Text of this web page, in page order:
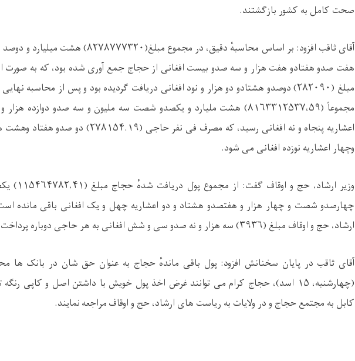
صحت کامل به کشور بازگشتند.
آقای ثاقب افزود: بر اساس محاسبهٔ دقیق، در مجموع مبلغ(۸۲۷۸۷۷۷۳۲۰) هشت میلیارد و
هفت صدو هفتادو هفت هزار و سه صدو بیست افغانی از حجاج جمع ‌آوری شده بود، که به صورت
مبلغ (۲۸۲۰۹۰) دوصدو هشتادو دو هزار و نود افغانی دریافت گردیده بود و پس از محاسبه
مجموعاً (۸۱۶۳۳۱۲۵۳۷،۵۹) هشت ملیارد و یکصدو شصت سه ملیون و سه صدو دوازده
اعشاریه پنجاه و نه افغانی رسید، که مصرف فی نفر حاجی (۲۷۸۱۵۴.۱۹) دو صدو هفتاد وهشت
وچهار اعشاریه نوزده افغانی می شود.
وزیر ارشاد، حج و اوقاف گفت: از مجموع پول دریافت شدهٔ حجاج مبلغ (۱۱۵۴۶۴۷۸۲،۴۱)
چهارصدو شصت و چهار هزار و هفتصدو هشتاد و دو اعشاریه چهل و یک افغانی باقی مانده
ارشاد، حج و اوقاف مبلغ (۳۹۳۶) سه هزار و نه صدو سی و شش افغانی به هر حاجی دوباره
آقای ثاقب در پایان سخنانش افزود: پول باقی ماندهٔ حجاج به عنوان حق‌ شان در بانک ها
(چهارشنبه، ۱۵ اسد)، حجاج کرام می توانند غرض اخذ پول خویش با داشتن اصل و کاپی رنگه
کابل به مجتمع حجاج و در ولایات به ریاست های ارشاد، حج و اوقاف مراجعه نمایند.